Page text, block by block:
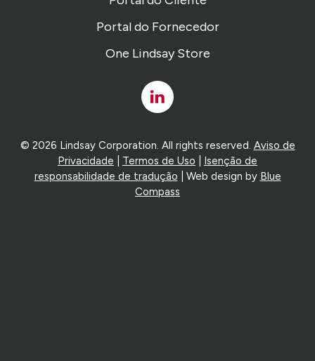
Portal do Fornecedor
One Lindsay Store
Linked
In
© 2026 Lindsay Corporation. All rights reserved. Aviso de
Privacidade
Termos de Uso
Isenção de
responsabilidade de tradução | Web design by Blue
Compass